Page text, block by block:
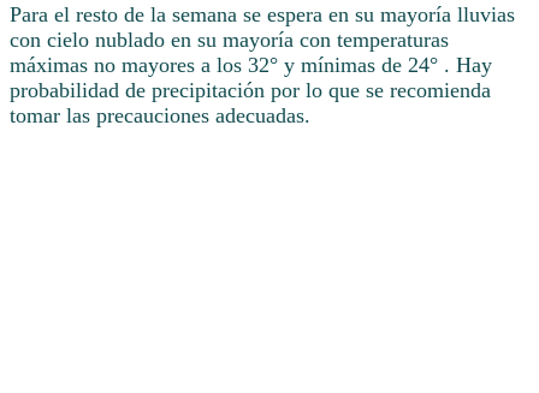
Para el resto de la semana se espera en su mayoría lluvias
con cielo nublado en su mayoría con temperaturas
máximas no mayores a los 32° y mínimas de 24° . Hay
probabilidad de precipitación por lo que se recomienda
tomar las precauciones adecuadas.